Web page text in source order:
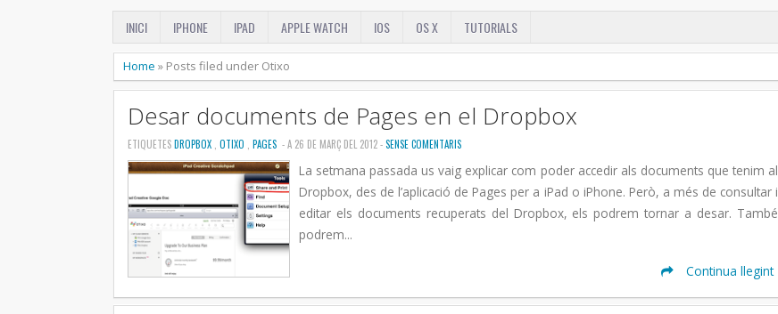
INICI IPHONE IPAD APPLE WATCH IOS OS X TUTORIALS
Home » Posts filed under Otixo
Desar documents de Pages en el Dropbox
ETIQUETESDROPBOX OTIXO PAGES - A 26 DE MARÇ DEL 2012 -SENSE COMENTARIS
La setmana passada us vaig explicar com poder accedir als documents que tenim al
Dropbox, des de l’aplicació de Pages per a iPad o iPhone. Però, a més de consultar i
editar els documents recuperats del Dropbox, els podrem tornar a desar. També
podrem...
Continua llegint